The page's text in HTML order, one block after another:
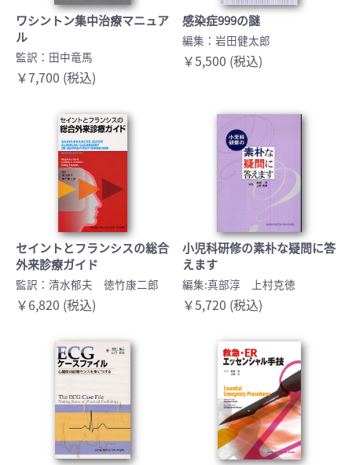
ワシントン集中治療マニュア
ル
監訳：田中竜馬
￥7,700 (税込)
感染症999の謎
編集：岩田健太郎
￥5,500 (税込)
セイントとフランシスの総合
外来診療ガイド
監訳：清水郁夫 徳竹康二郎
￥6,820 (税込)
小児科研修の素朴な疑問に答
えます
編集:真部淳 上村克徳
￥5,720 (税込)